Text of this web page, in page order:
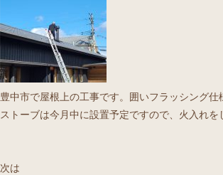
豊中市で屋根上の工事です。囲いフラッシング仕
ストーブは今月中に設置予定ですので、火入れを
次は